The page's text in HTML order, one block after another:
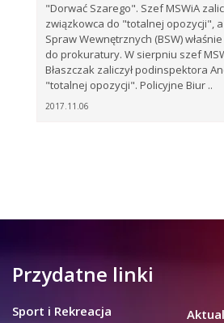
"Dorwać Szarego". Szef MSWiA
związkowca do "totalnej opozycji",
Spraw Wewnętrznych (BSW)
do prokuratury. W sierpniu szef
Błaszczak zaliczył podinspektora
"totalnej opozycji". Policyjne Biur ..
2017.11.06
Przydatne linki
Sport i Rekreacja